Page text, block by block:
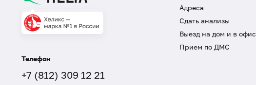
Телефон
+7 (812) 309 12 21
Адреса
Сдать анализы
Выезд на дом и в офис
Прием по ДМС